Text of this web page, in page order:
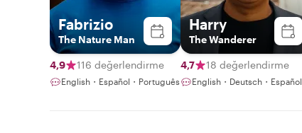
Fabrizio
The Nature Man
4,9 116 değerlendirme
English・Español・Português
Harry
The Wanderer
4,7 18 değerlendirme
English・Deutsch・Español